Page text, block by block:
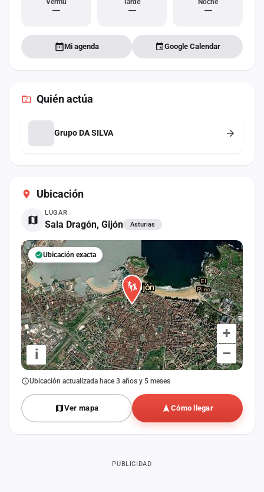
Ubicación
LUGAR
Sala Dragón, Gijón Asturias
+
–
i
Ubicación exacta
Ubicación actualizada hace 3 años y 5 meses
Ver mapa Cómo llegar
Vermú
—
Tarde
—
Noche
—
Mi agenda Google Calendar
Quién actúa
Grupo DA SILVA
PUBLICIDAD